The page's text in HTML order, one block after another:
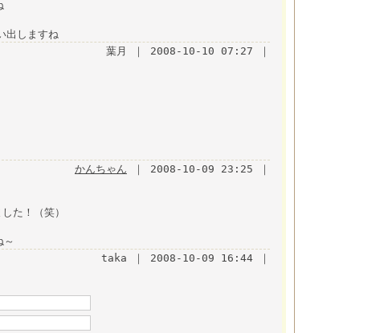
出しますね
葉月 ｜ 2008-10-10 07:27 ｜
かんちゃん ｜ 2008-10-09 23:25 ｜
た！（笑）
taka ｜ 2008-10-09 16:44 ｜